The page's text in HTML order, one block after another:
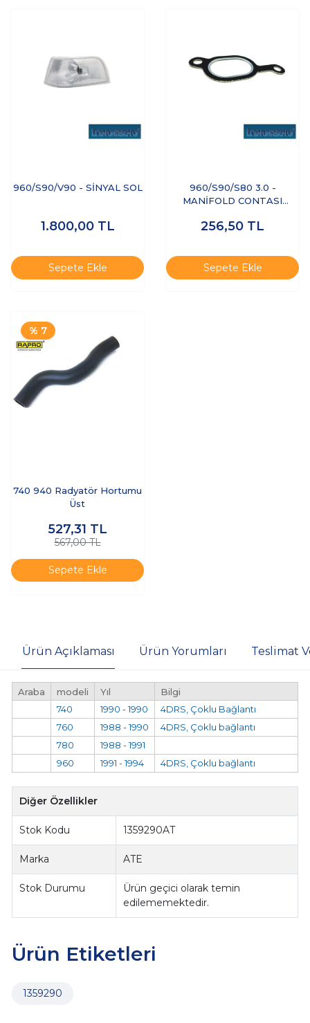
960/S90/V90 - SİNYAL SOL
1.800,00 TL
Sepete Ekle
960/S90/S80 3.0 -
MANİFOLD CONTASI
256,50 TL
Sepete Ekle
% 7
740 940 Radyatör Hortumu
Üst
527,31 TL
567,00 TL
Sepete Ekle
Ürün Açıklaması Ürün Yorumları Teslimat
Araba modeli Yıl
Bilgi
740
1990 - 1990
4DRS, Çoklu Bağlantı
760
1988 - 1990
4DRS, Çoklu bağlantı
780
1988 - 1991
960
1991 - 1994 4DRS, Çoklu bağlantı
Diğer Özellikler
Stok Kodu 1359290AT
Marka ATE
Stok Durumu
Ürün geçici olarak temin
edilememektedir.
Ürün Etiketleri
1359290